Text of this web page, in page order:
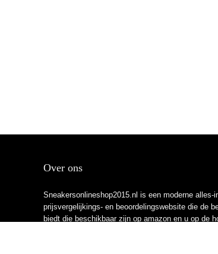
Over ons
Sneakersonlineshop2015.nl is een moderne alles-
prijsvergelijkings- en beoordelingswebsite die de
biedt die beschikbaar zijn op amazon en u op de